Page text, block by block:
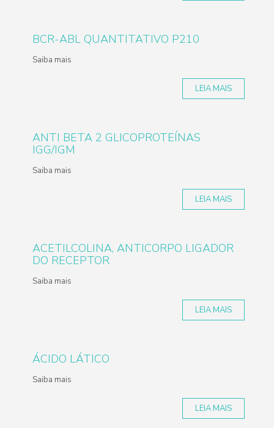
BCR-ABL QUANTITATIVO P210
Saiba mais
LEIA MAIS
ANTI BETA 2 GLICOPROTEÍNAS
IGG/IGM
Saiba mais
LEIA MAIS
ACETILCOLINA, ANTICORPO LIGADOR
DO RECEPTOR
Saiba mais
LEIA MAIS
ÁCIDO LÁTICO
Saiba mais
LEIA MAIS